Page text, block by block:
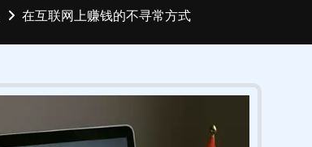
在互联网上赚钱的不寻常方式